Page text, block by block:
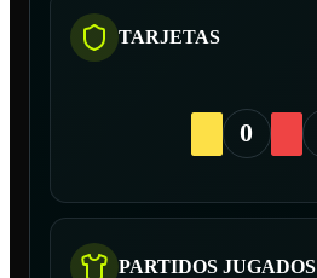
TARJETAS
0
PARTIDOS JUGADOS